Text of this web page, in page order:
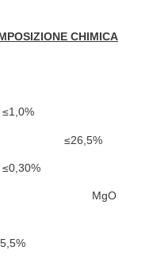
CHIMICA
MgO